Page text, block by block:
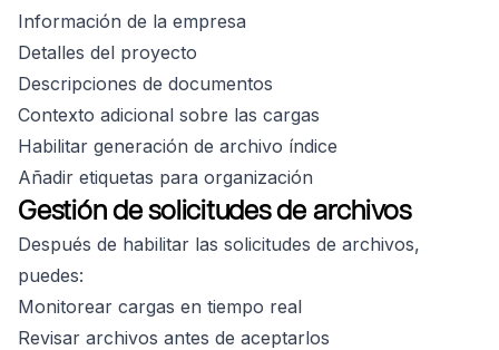
Información de la empresa
Detalles del proyecto
Descripciones de documentos
Contexto adicional sobre las cargas
Habilitar generación de archivo índice
Añadir etiquetas para organización
Gestión de solicitudes de archivos
Después de habilitar las solicitudes de archivos,
puedes:
Monitorear cargas en tiempo real
Revisar archivos antes de aceptarlos